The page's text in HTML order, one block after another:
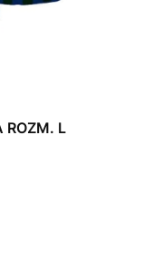
ROZM. L